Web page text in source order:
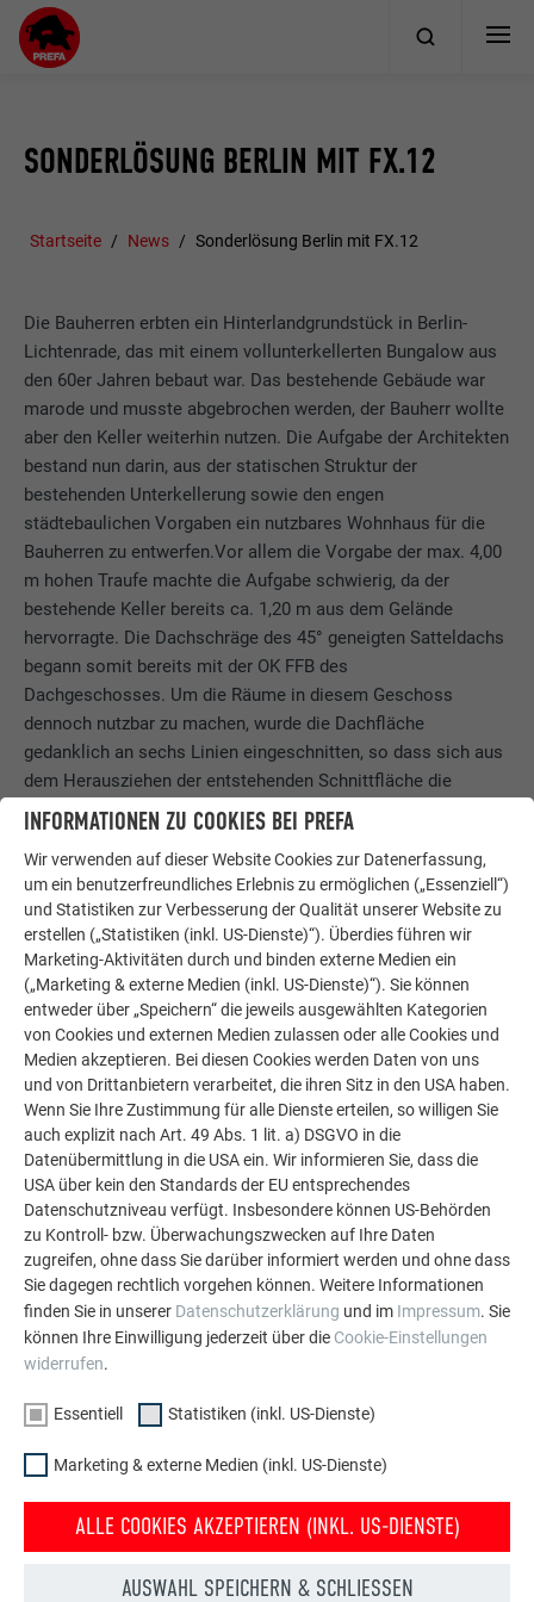
SONDERLÖSUNG BERLIN MIT FX.12
Startseite News Sonderlösung Berlin mit FX.12
Die Bauherren erbten ein Hinterlandgrundstück in Berlin-
Lichtenrade, das mit einem vollunterkellerten Bungalow aus
den 60er Jahren bebaut war. Das bestehende Gebäude war
marode und musste abgebrochen werden, der Bauherr wollte
aber den Keller weiterhin nutzen. Die Aufgabe der Architekten
bestand nun darin, aus der statischen Struktur der
bestehenden Unterkellerung sowie den engen
städtebaulichen Vorgaben ein nutzbares Wohnhaus für die
Bauherren zu entwerfen.Vor allem die Vorgabe der max. 4,00
m hohen Traufe machte die Aufgabe schwierig, da der
bestehende Keller bereits ca. 1,20 m aus dem Gelände
hervorragte. Die Dachschräge des 45° geneigten Satteldachs
begann somit bereits mit der OK FFB des
Dachgeschosses. Um die Räume in diesem Geschoss
dennoch nutzbar zu machen, wurde die Dachfläche
gedanklich an sechs Linien eingeschnitten, so dass sich aus
dem Herausziehen der entstehenden Schnittfläche die
Gauben entwickelten und die skulpturale Gebäudeform
das Gebäude umgibt. Nach verschiedenen
Materialrecherchen und -untersuchungen fiel die
Entscheidung für die Haut des Hauses dann sehr schnell zu
Gunsten des
PREFA Fassadenpaneels FX.12
, das durch seine Eigenschaft der heterogenen Oberfläche die
skulpturale Form des Hauses hervorragend
ergänzt.Sämtliche Ausführungsdetails für die Gebäudehülle
wurden für das Wohnhaus, auf Basis der PREFA
Standarddetails des Dach-u. Fassadenpaneels FX.12, neu
entwickelt und im Zuge der Ausführung in enger
Zusammenarbeit von Planer und Ausführer weiter optimiert.
FACTBOX WOHNHAUS BERLIN
PRODUKT
Dach- und Fassadenpaneel FX.12
FARBE
P.10 hellgrau
INFORMATIONEN ZU COOKIES BEI PREFA
Wir verwenden auf dieser Website Cookies zur Datenerfassung,
um ein benutzerfreundliches Erlebnis zu ermöglichen („Essenziell“)
und Statistiken zur Verbesserung der Qualität unserer Website zu
erstellen („Statistiken (inkl. US-Dienste)“). Überdies führen wir
Marketing-Aktivitäten durch und binden externe Medien ein
(„Marketing & externe Medien (inkl. US-Dienste)“). Sie können
entweder über „Speichern“ die jeweils ausgewählten Kategorien
von Cookies und externen Medien zulassen oder alle Cookies und
Medien akzeptieren. Bei diesen Cookies werden Daten von uns
und von Drittanbietern verarbeitet, die ihren Sitz in den USA haben.
Wenn Sie Ihre Zustimmung für alle Dienste erteilen, so willigen Sie
auch explizit nach Art. 49 Abs. 1 lit. a) DSGVO in die
Datenübermittlung in die USA ein. Wir informieren Sie, dass die
USA über kein den Standards der EU entsprechendes
Datenschutzniveau verfügt. Insbesondere können US-Behörden
zu Kontroll- bzw. Überwachungszwecken auf Ihre Daten
zugreifen, ohne dass Sie darüber informiert werden und ohne dass
Sie dagegen rechtlich vorgehen können. Weitere Informationen
finden Sie in unserer Datenschutzerklärung und im Impressum. Sie
können Ihre Einwilligung jederzeit über die Cookie-Einstellungen
widerrufen.
Essentiell Statistiken (inkl. US-Dienste)
Marketing & externe Medien (inkl. US-Dienste)
ALLE COOKIES AKZEPTIEREN (INKL. US-DIENSTE)
AUSWAHL SPEICHERN & SCHLIESSEN